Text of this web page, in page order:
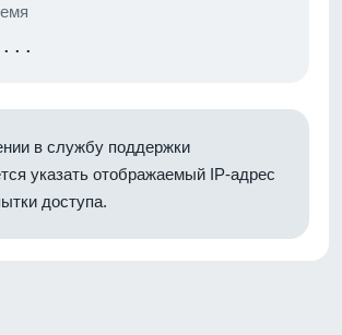
в службу поддержки
указать отображаемый IP-адрес
доступа.